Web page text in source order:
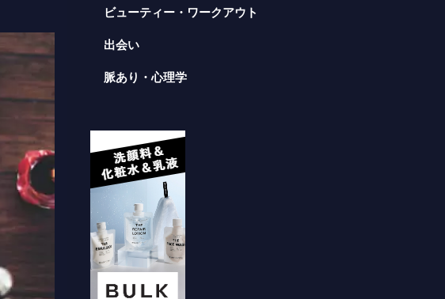
ビューティー・ワークアウト
出会い
脈あり・心理学